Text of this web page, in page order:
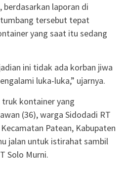
laporan di
tersebut tepat
yang saat itu sedang
ini tidak ada korban jiwa
luka-luka,” ujarnya.
kontainer yang
(36), warga Sidodadi RT
Patean, Kabupaten
jalan untuk istirahat sambil
Solo Murni.